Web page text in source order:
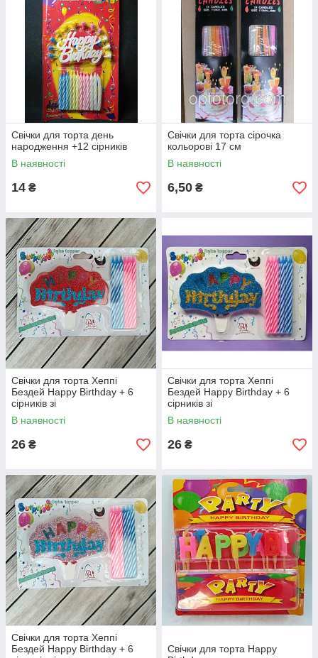
Свічки для торта день
народження +12 сірників
В наявності
14 ₴
Свічки для торта сірочка
кольорові 17 см
В наявності
6,50 ₴
Свічки для торта Хеппі
Бездей Happy Birthday + 6
сірників зі
світлонакопичувачем
В наявності
26 ₴
Свічки для торта Хеппі
Бездей Happy Birthday + 6
сірників зі
світлонакопичувачем
В наявності
26 ₴
Свічки для торта Хеппі
Бездей Happy Birthday + 6
Свічки для торта Happy